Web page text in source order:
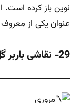
نوین باز کرده است.
عنوان یکی از
29- نقاشی باربر گل